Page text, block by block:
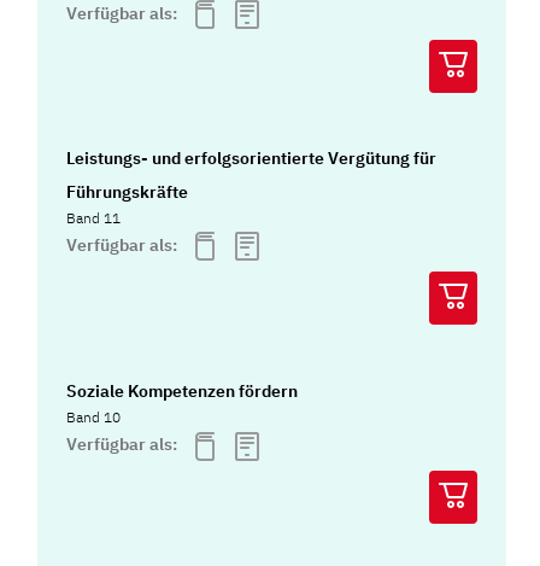
Verfügbar als:
Leistungs- und erfolgsorientierte Vergütung für
Führungskräfte
Band 11
Verfügbar als:
Soziale Kompetenzen fördern
Band 10
Verfügbar als: